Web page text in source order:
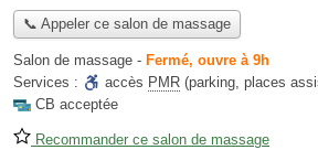
📞 Appeler ce salon de massage
Salon de massage - Fermé, ouvre à 9h
Services :
accès PMR (parking, places
CB acceptée
Recommander ce salon de massage